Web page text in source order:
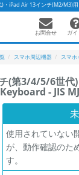
・iPad Air 13インチ(M2/M3)
お問合せ ガイ
スマホ周辺機器 スマホ
(第3/4/5/6世代
- JIS
使用されていない
が、動作確認のた
す。
ソコン検索に切り